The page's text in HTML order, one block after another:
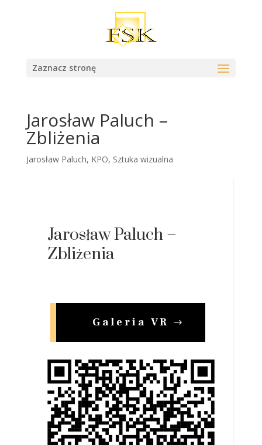
Zaznacz stronę
Jarosław Paluch –
Zbliżenia
Jarosław Paluch, KPO, Sztuka wizualna
Jarosław Paluch –
Zbliżenia
Galeria VR